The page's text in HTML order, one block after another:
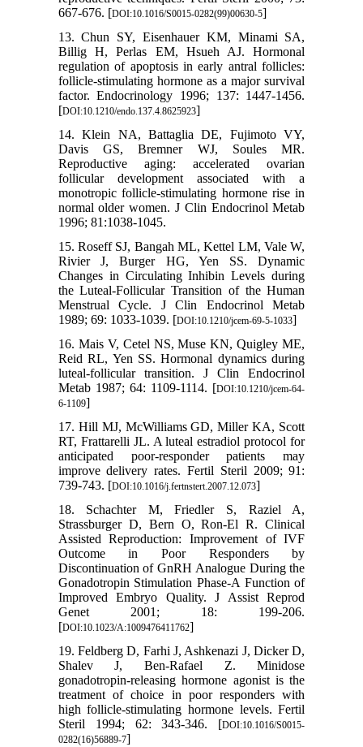
667-676. [DOI:10.1016/S0015-0282(99)00630-5]
13. Chun SY, Eisenhauer KM, Minami SA,
Billig H, Perlas EM, Hsueh AJ. Hormonal
regulation of apoptosis in early antral follicles:
follicle-stimulating hormone as a major survival
factor. Endocrinology 1996; 137: 1447-1456.
[DOI:10.1210/endo.137.4.8625923]
14. Klein NA, Battaglia DE, Fujimoto VY,
Davis GS, Bremner WJ, Soules MR.
Reproductive aging: accelerated ovarian
follicular development associated with a
monotropic follicle-stimulating hormone rise in
normal older women. J Clin Endocrinol Metab
1996; 81:1038-1045.
15. Roseff SJ, Bangah ML, Kettel LM, Vale W,
Rivier J, Burger HG, Yen SS. Dynamic
Changes in Circulating Inhibin Levels during
the Luteal-Follicular Transition of the Human
Menstrual Cycle. J Clin Endocrinol Metab
1989; 69: 1033-1039. [DOI:10.1210/jcem-69-5-1033]
16. Mais V, Cetel NS, Muse KN, Quigley ME,
Reid RL, Yen SS. Hormonal dynamics during
luteal-follicular transition. J Clin Endocrinol
Metab 1987; 64: 1109-1114. [DOI:10.1210/jcem-64-
6-1109]
17. Hill MJ, McWilliams GD, Miller KA, Scott
RT, Frattarelli JL. A luteal estradiol protocol for
anticipated poor-responder patients may
improve delivery rates. Fertil Steril 2009; 91:
739-743. [DOI:10.1016/j.fertnstert.2007.12.073]
18. Schachter M, Friedler S, Raziel A,
Strassburger D, Bern O, Ron-El R. Clinical
Assisted Reproduction: Improvement of IVF
Outcome in Poor Responders by
Discontinuation of GnRH Analogue During the
Gonadotropin Stimulation Phase-A Function of
Improved Embryo Quality. J Assist Reprod
Genet 2001; 18: 199-206.
[DOI:10.1023/A:1009476411762]
19. Feldberg D, Farhi J, Ashkenazi J, Dicker D,
Shalev J, Ben-Rafael Z. Minidose
gonadotropin-releasing hormone agonist is the
treatment of choice in poor responders with
high follicle-stimulating hormone levels. Fertil
Steril 1994; 62: 343-346. [DOI:10.1016/S0015-
0282(16)56889-7]